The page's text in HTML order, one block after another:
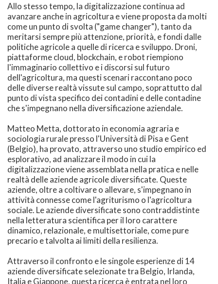
Allo stesso tempo, la digitalizzazione continua ad
avanzare anche in agricoltura e viene proposta da molti
come un punto di svolta ("game changer"), tanto da
meritarsi sempre più attenzione, priorità, e fondi dalle
politiche agricole a quelle di ricerca e sviluppo. Droni,
piattaforme cloud, blockchain, e robot riempiono
l'immaginario collettivo e i discorsi sul futuro
dell'agricoltura, ma questi scenari raccontano poco
delle diverse realtà vissute sul campo, soprattutto dal
punto di vista specifico dei contadini e delle contadine
che s'impegnano nella diversificazione aziendale.
Matteo Metta, dottorato in economia agraria e
sociologia rurale presso l'Università di Pisa e Gent
(Belgio), ha provato, attraverso uno studio empirico ed
esplorativo, ad analizzare il modo in cui la
digitalizzazione viene assemblata nella pratica e nelle
realtà delle aziende agricole diversificate. Queste
aziende, oltre a coltivare o allevare, s'impegnano in
attività connesse come l'agriturismo o l'agricoltura
sociale. Le aziende diversificate sono contraddistinte
nella letteratura scientifica per il loro carattere
dinamico, relazionale, e multisettoriale, come pure
precario e talvolta ai limiti della resilienza.
Attraverso il confronto e le singole esperienze di 14
aziende diversificate selezionate tra Belgio, Irlanda,
Italia e Giappone, questa ricerca è entrata nel loro